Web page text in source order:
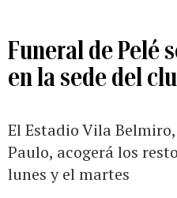
Funeral de Pelé
en la sede del
El Estadio Vila
Paulo, acogerá los
lunes y el martes